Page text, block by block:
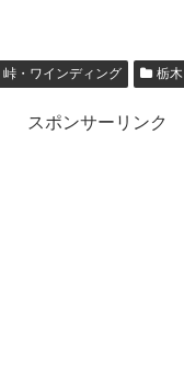
峠・ワインディング 栃木
スポンサーリンク